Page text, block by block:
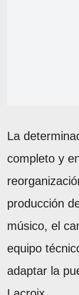
La
completo y
producción
músico, el
equipo
adaptar la